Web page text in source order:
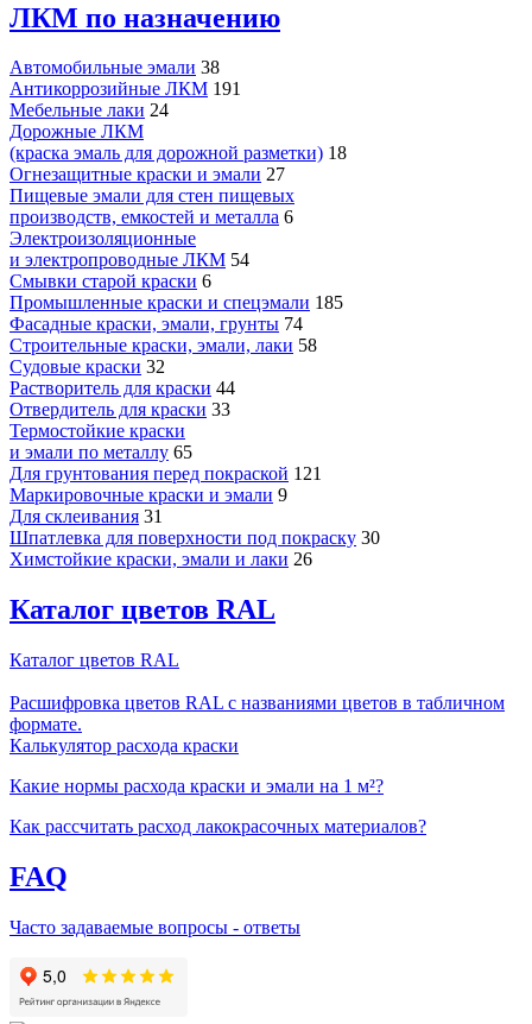
ЛКМ по назначению
Автомобильные эмали 38
Антикоррозийные ЛКМ 191
Мебельные лаки 24
Дорожные ЛКМ
(краска эмаль для дорожной разметки) 18
Огнезащитные краски и эмали 27
Пищевые эмали для стен пищевых
производств, емкостей и металла 6
Электроизоляционные
и электропроводные ЛКМ 54
Смывки старой краски 6
Промышленные краски и спецэмали 185
Фасадные краски, эмали, грунты 74
Строительные краски, эмали, лаки 58
Судовые краски 32
Растворитель для краски 44
Отвердитель для краски 33
Термостойкие краски
и эмали по металлу 65
Для грунтования перед покраской 121
Маркировочные краски и эмали 9
Для склеивания 31
Шпатлевка для поверхности под покраску 30
Химстойкие краски, эмали и лаки 26
Каталог цветов RAL
Каталог цветов RAL
Расшифровка цветов RAL с названиями цветов в табличном
формате.
Калькулятор расхода краски
Какие нормы расхода краски и эмали на 1 м²?
Как рассчитать расход лакокрасочных материалов?
FAQ
Часто задаваемые вопросы - ответы